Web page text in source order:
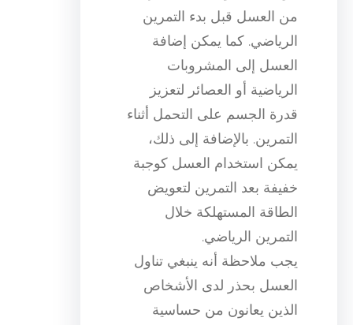
من العسل قبل بدء التمرين
الرياضي. كما يمكن إضافة
العسل إلى المشروبات
الرياضية أو العصائر لتعزيز
قدرة الجسم على التحمل أثناء
التمرين. بالإضافة إلى ذلك،
يمكن استخدام العسل كوجبة
خفيفة بعد التمرين لتعويض
الطاقة المستهلكة خلال
التمرين الرياضي.
يجب ملاحظة أنه ينبغي تناول
العسل بحذر لدى الأشخاص
الذين يعانون من حساسية